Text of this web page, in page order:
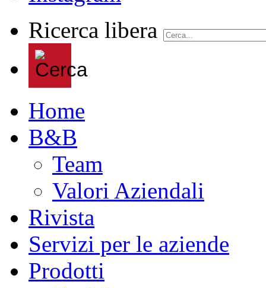
Ricerca libera
Home
B&B
Team
Valori Aziendali
Rivista
Servizi per le aziende
Prodotti